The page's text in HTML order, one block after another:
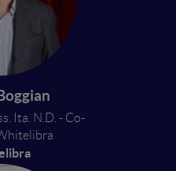
Ita. N.D. - Co-